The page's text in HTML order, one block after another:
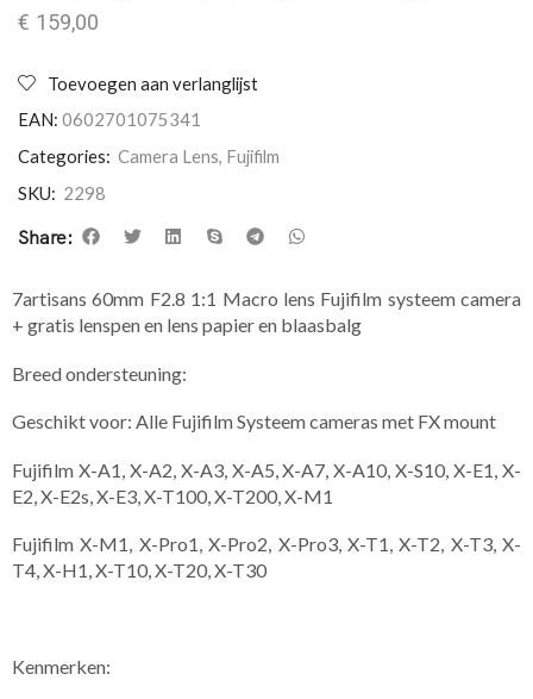
€ 159,00
Toevoegen aan verlanglijst
EAN: 0602701075341
Categories: Camera Lens, Fujifilm
SKU: 2298
Share:
7artisans 60mm F2.8 1:1 Macro lens Fujifilm systeem camera
+ gratis lenspen en lens papier en blaasbalg
Breed ondersteuning:
Geschikt voor: Alle Fujifilm Systeem cameras met FX mount
Fujifilm X-A1, X-A2, X-A3, X-A5, X-A7, X-A10, X-S10, X-E1, X-
E2, X-E2s, X-E3, X-T100, X-T200, X-M1
Fujifilm X-M1, X-Pro1, X-Pro2, X-Pro3, X-T1, X-T2, X-T3, X-
T4, X-H1, X-T10, X-T20, X-T30
Kenmerken: